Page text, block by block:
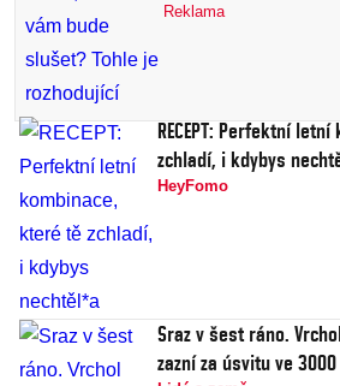
Reklama
RECEPT: Perfektní
zchladí, i kdybys
HeyFomo
Sraz v šest ráno.
zazní za úsvitu ve